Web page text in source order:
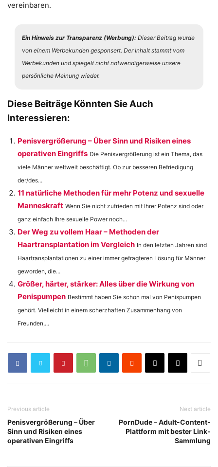
vereinbaren.
Ein Hinweis zur Transparenz (Werbung): Dieser Beitrag wurde
von einem Werbekunden gesponsert. Der Inhalt stammt vom
Werbekunden und spiegelt nicht notwendigerweise unsere
persönliche Meinung wieder.
Diese Beiträge Könnten Sie Auch
Interessieren:
Penisvergrößerung – Über Sinn und Risiken eines
operativen Eingriffs Die Penisvergrößerung ist ein Thema, das
viele Männer weltweit beschäftigt. Ob zur besseren Befriedigung
der/des...
11 natürliche Methoden für mehr Potenz und sexuelle
Manneskraft Wenn Sie nicht zufrieden mit Ihrer Potenz sind oder
ganz einfach Ihre sexuelle Power noch...
Der Weg zu vollem Haar – Methoden der
Haartransplantation im Vergleich In den letzten Jahren sind
Haartransplantationen zu einer immer gefragteren Lösung für Männer
geworden, die...
Größer, härter, stärker: Alles über die Wirkung von
Penispumpen Bestimmt haben Sie schon mal von Penispumpen
gehört. Vielleicht in einem scherzhaften Zusammenhang von
Freunden,...
Previous article
Penisvergrößerung – Über
Sinn und Risiken eines
operativen Eingriffs
Next article
PornDude – Adult-Content-
Plattform mit bester Link-
Sammlung